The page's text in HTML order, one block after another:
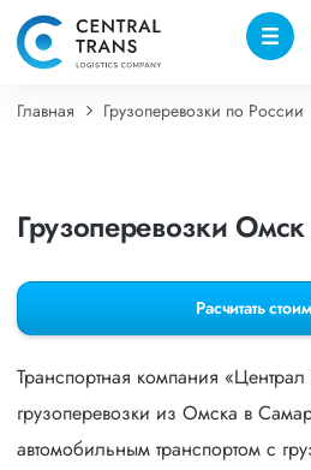
Главная Грузоперевозки по России
Грузоперевозки
Расчитать
Транспортная компания «Централ
грузоперевозки из Омска в
автомобильным транспортом с